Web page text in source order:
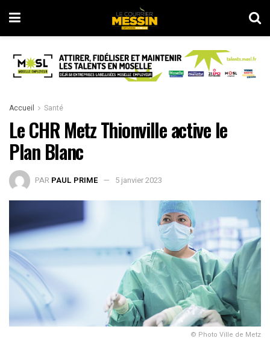
Accueil Santé
Le CHR Metz Thionville active le
Plan Blanc
PAR PAUL PRIME 5 janvier 2023
© Photo Ville de Metz